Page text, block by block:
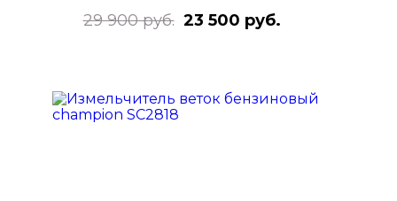
29 900 руб. 23 500 руб.